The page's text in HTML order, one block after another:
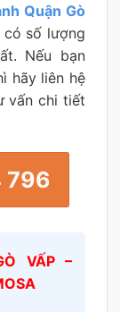
Quận Gò
số lượng
Nếu bạn
hãy liên hệ
vấn chi tiết
796
VẤP –